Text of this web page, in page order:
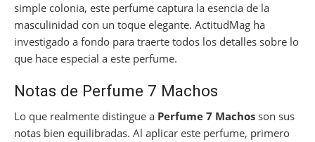
simple colonia, este perfume captura la esencia de la
masculinidad con un toque elegante. ActitudMag ha
investigado a fondo para traerte todos los detalles sobre lo
que hace especial a este perfume.
Notas de Perfume 7 Machos
Lo que realmente distingue a Perfume 7 Machos son sus
notas bien equilibradas. Al aplicar este perfume, primero